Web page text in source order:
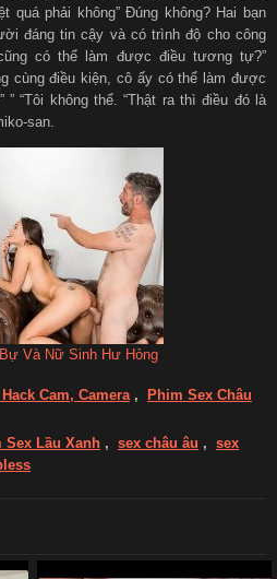
quá phải không” Đúng không? Hai bạn
đáng tin cậy và có trình độ cho công
có thể làm được điều tương tự?”
cùng điều kiện, cô ấy có thể làm được
“Tôi không thể. “Thật ra thì điều đó là
san.
Và Nữ Sinh Hư Hỏng
Cam, Camera ,
Phim Sex Châu
Sex Lầu Xanh , sex châu âu , sex